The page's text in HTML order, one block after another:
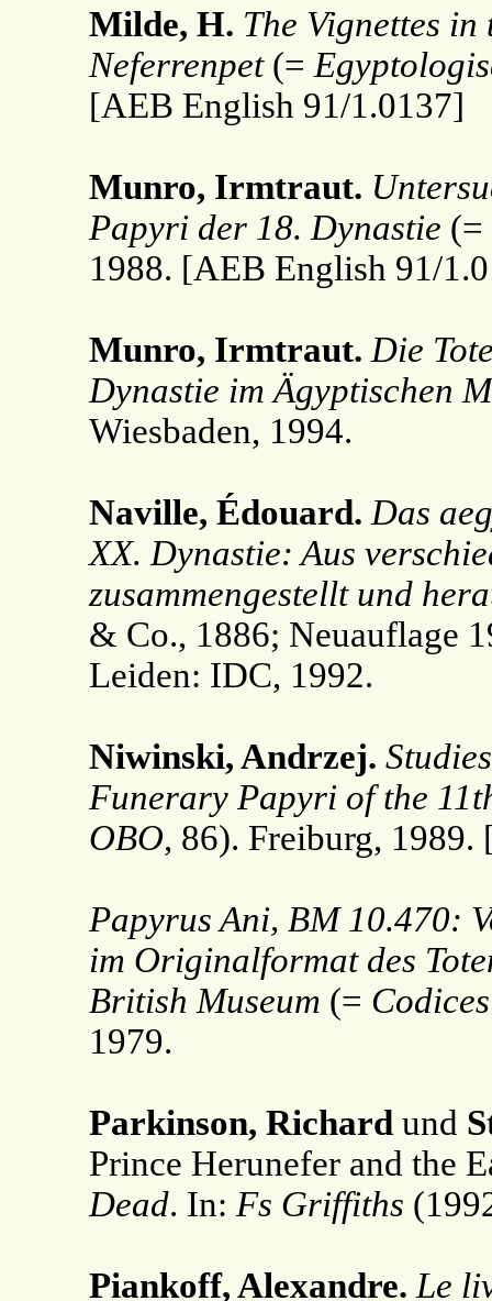
Milde, H. The Vignettes
Neferrenpet(=
[AEB English 91/1.0137]
Munro, Irmtraut.
Papyri der 18. Dynastie (=
1988. [AEB English 91/
Munro, Irmtraut. Die
Dynastie im Ägyptischen
Wiesbaden, 1994.
Naville, Édouard. Das
XX. Dynastie: Aus
zusammengestellt und
& Co., 1886; Neuauflage
Leiden: IDC, 1992.
Niwinski, Andrzej.
Funerary Papyri of the
OBO, 86). Freiburg,
Papyrus Ani, BM 10.470:
im Originalformat des
British Museum (=
1979.
Parkinson, Richardund
Prince Herunefer and the
Dead. In: Fs Griffiths
Piankoff, Alexandre. Le